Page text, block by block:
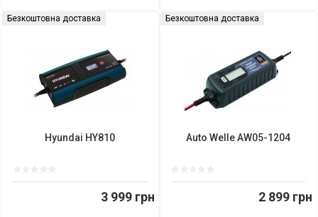
Безкоштовна доставка
Hyundai HY810
3 999 грн
Безкоштовна доставка
Auto Welle AW05-1204
2 899 грн